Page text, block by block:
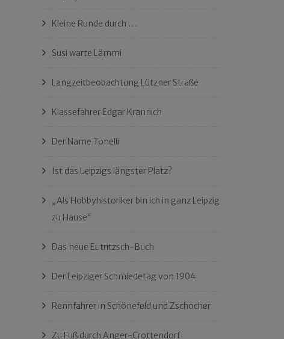
Kleine Runde durch …
Susi warte Lämmi
Langzeitbeobachtung Lützner Straße
Klassefahrer Edgar Krannich
Der Name Tonelli
Ist das Leipzigs längster Platz?
„Als Hobbyhistoriker bin ich in ganz Leipzig
zu Hause“
Das neue Eutritzsch-Buch
Der Leipziger Schmiedetag von 1904
Rennfahrer in Schönefeld und Zschocher
Zu Fuß durch Anger-Crottendorf